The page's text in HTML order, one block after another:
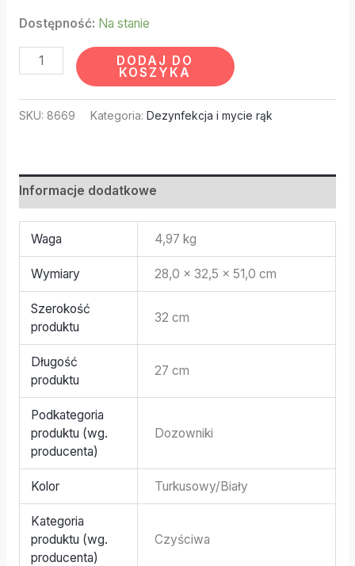
Dostępność: Na stanie
DODAJ DO
KOSZYKA
SKU: 8669 Kategoria: Dezynfekcja i mycie rąk
Informacje dodatkowe
Waga 4,97 kg
Wymiary 28,0 × 32,5 × 51,0 cm
Szerokość
produktu
32 cm
Długość
produktu
27 cm
Podkategoria
produktu (wg.
producenta)
Dozowniki
Kolor Turkusowy/Biały
Kategoria
produktu (wg.
producenta)
Czyściwa